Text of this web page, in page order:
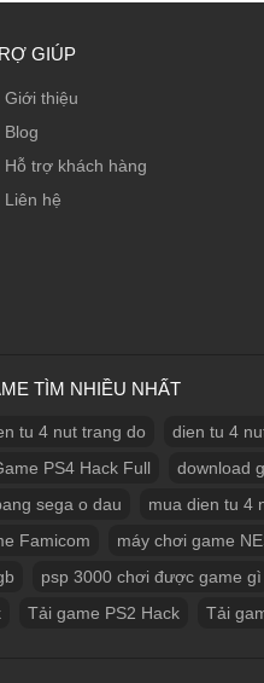
GIÚP
Giới thiệu
Blog
Hỗ trợ khách hàng
Liên hệ
TÌM NHIỀU NHẤT
tu 4 nut trang do dien tu 4
PS4 Hack Full download
sega o dau mua dien tu 4
Famicom máy chơi game
psp 3000 chơi được game gì
Tải game PS2 Hack Tải